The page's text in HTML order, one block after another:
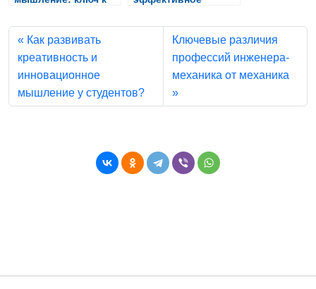
обучению и жизни
пространство дома?
Как развивать
креативность и
инновационное
мышление у студентов?
Ключевые различия
профессий инженера-
механика от механика